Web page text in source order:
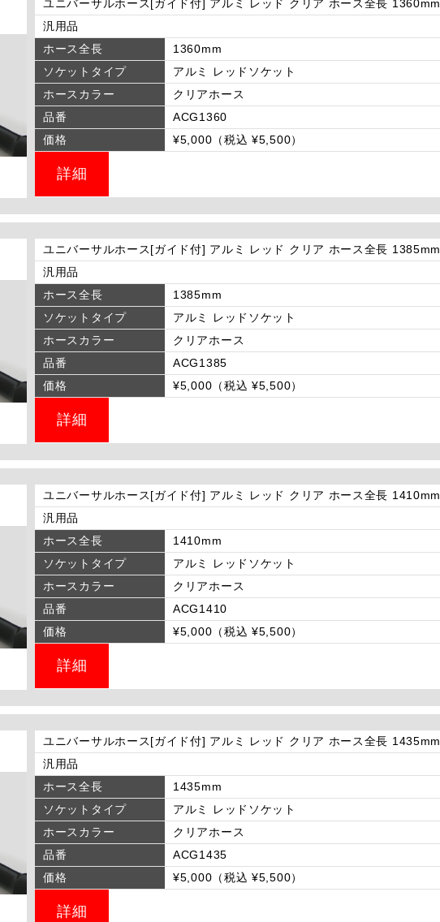
ユニバーサルホース[ガイド付] アルミ レッド クリア ホース全長 1360mm
汎用品
ホース全長
1360mm
ソケットタイプ
アルミ レッドソケット
ホースカラー
クリアホース
品番
ACG1360
価格
¥5,000（税込 ¥5,500）
詳細
ユニバーサルホース[ガイド付] アルミ レッド クリア ホース全長 1385mm
汎用品
ホース全長
1385mm
ソケットタイプ
アルミ レッドソケット
ホースカラー
クリアホース
品番
ACG1385
価格
¥5,000（税込 ¥5,500）
詳細
ユニバーサルホース[ガイド付] アルミ レッド クリア ホース全長 1410mm
汎用品
ホース全長
1410mm
ソケットタイプ
アルミ レッドソケット
ホースカラー
クリアホース
品番
ACG1410
価格
¥5,000（税込 ¥5,500）
詳細
ユニバーサルホース[ガイド付] アルミ レッド クリア ホース全長 1435mm
汎用品
ホース全長
1435mm
ソケットタイプ
アルミ レッドソケット
ホースカラー
クリアホース
品番
ACG1435
価格
¥5,000（税込 ¥5,500）
詳細